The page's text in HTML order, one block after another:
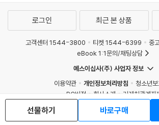
기를 만지는 것이나, 별반 다르지 않다는 것입니다.
해져 다른 놀이를 전혀 하지 않는다거나, 친구에게
해 부모가 잘 대처하고 제대로 가르쳐주어야 합니다.
아이가 부모에게 “아기는 어디로 태어나?”라고 질
서는 “궁금했구나.”라고 감정을 읽어주며 대화를
는 “너는 어떻게 생각해?”라고 질문을 아이에게 돌
이가 어느 정도로 알고 있는지 파악을 합니다. 3단
선물하기 바로구매
로그인 최근 본 상품
고객센터 1544-3800 티켓 1544-6399
중
eBook 1:1문의/채팅상담
예스이십사(주) 사업자 정보
이용약관
개인정보처리방침
청소년
PC버전
회사소개
거래처관계자
도서홍보
광고
Copyright © YES24 Corp. All Rights